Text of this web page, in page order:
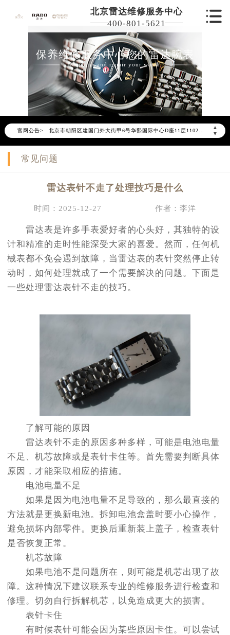
北京雷达维修服务中心
400-801-5621
保养维修服务中心您的雷达腕表
Maintain and repair your watch
官网公告>
▲
▼
2026年6月雷达北京市售后服务网络优化升级公告
2026年6月北京市雷达官方售后客户服务热线：400-801-5621
2026年6月雷达售后服务中心最新网点地址：
北京市朝阳区建国门外大街甲6号华熙国际中心写字楼D座11层1102室（需提前预约）
北京市东城区东长安街1号王府井东方广场W3座6层602室雷达售后服务中心（需提前预约）
节假日正常营业！
常见问题
雷达表针不走了处理技巧是什么
时间：2025-12-27 作者：李洋
雷达表是许多手表爱好者的心头好，其独特的设
计和精准的走时性能深受大家的喜爱。然而，任何机
械表都不免会遇到故障，当雷达表的表针突然停止转
动时，如何处理就成了一个需要解决的问题。下面是
一些处理雷达表针不走的技巧。
了解可能的原因
雷达表针不走的原因多种多样，可能是电池电量
不足、机芯故障或是表针卡住等。首先需要判断具体
原因，才能采取相应的措施。
电池电量不足
如果是因为电池电量不足导致的，那么最直接的
方法就是更换新电池。拆卸电池盒盖时要小心操作，
避免损坏内部零件。更换后重新装上盖子，检查表针
是否恢复正常。
机芯故障
如果电池不是问题所在，则可能是机芯出现了故
障。这种情况下建议联系专业的维修服务进行检查和
修理。切勿自行拆解机芯，以免造成更大的损害。
表针卡住
有时候表针可能会因为某些原因卡住。可以尝试